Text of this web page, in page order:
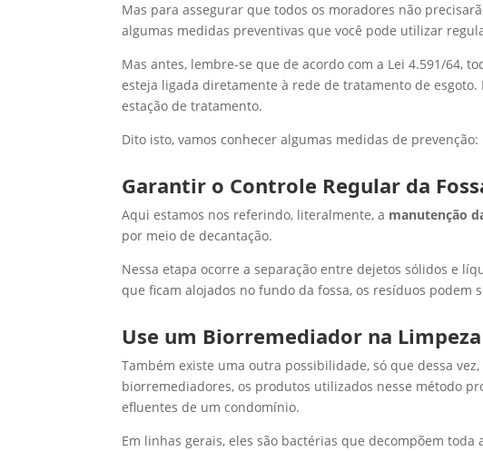
Mas para assegurar que todos os moradores não
algumas medidas preventivas que você pode utilizar
Mas antes, lembre-se que de acordo com a Lei 4.591/64,
esteja ligada diretamente à rede de tratamento de
estação de tratamento.
Dito isto, vamos conhecer algumas medidas de prevenção:
Garantir o Controle Regular da
Aqui estamos nos referindo, literalmente, a manutenção
por meio de decantação.
Nessa etapa ocorre a separação entre dejetos sólidos e
que ficam alojados no fundo da fossa, os resíduos podem
Use um Biorremediador na Limpeza
Também existe uma outra possibilidade, só que dessa
biorremediadores, os produtos utilizados nesse método
efluentes de um condomínio.
Em linhas gerais, eles são bactérias que decompõem